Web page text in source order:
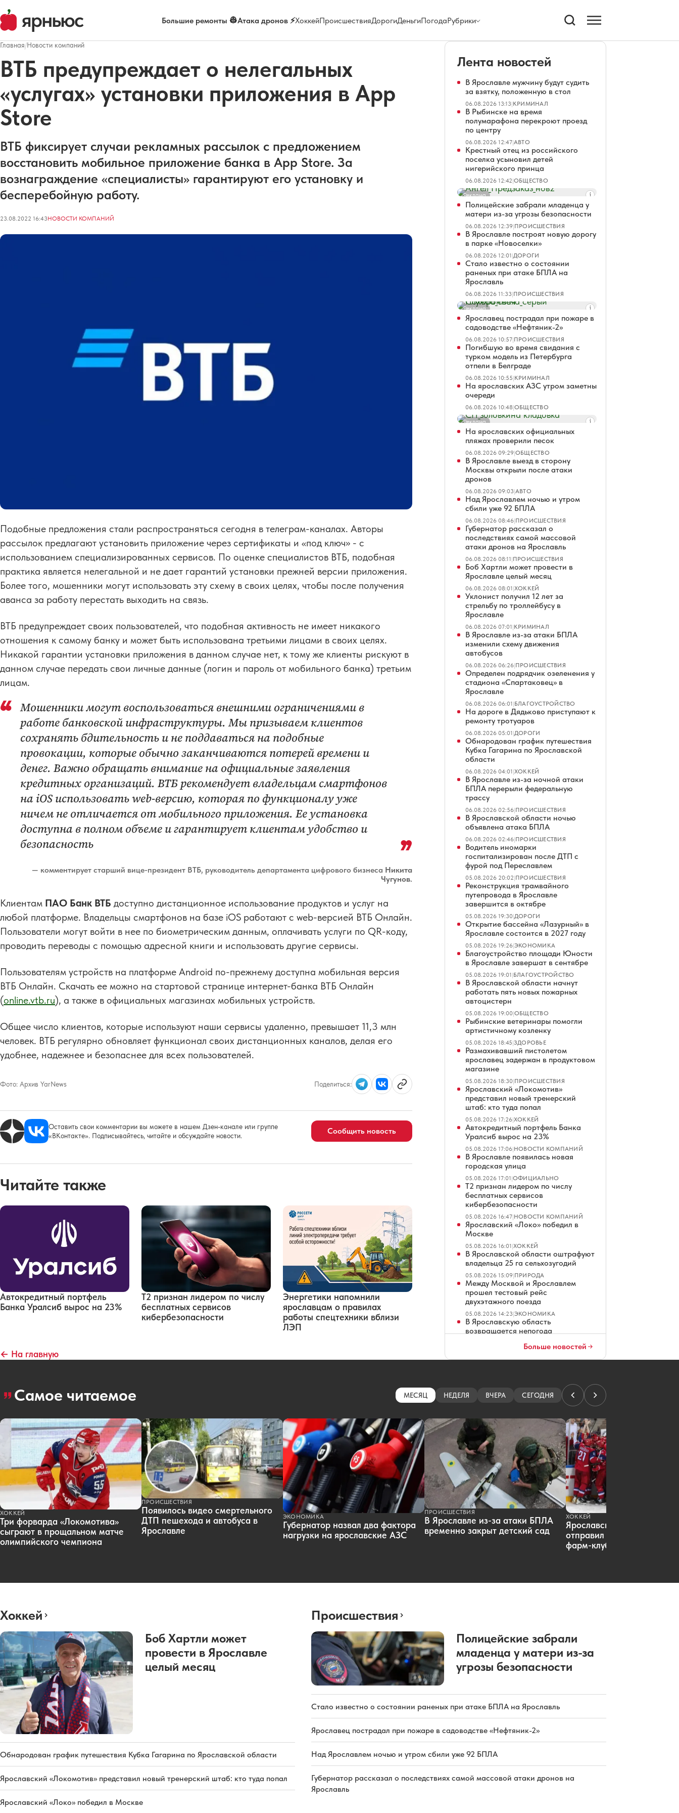
Большие ремонты 👷Атака дронов ⚡ХоккейПроисшествияДорогиДеньгиПогодаРубрики
Главная/Новости компаний
ВТБ предупреждает о нелегальных
«услугах» установки приложения в App
Store
ВТБ фиксирует случаи рекламных рассылок с предложением
восстановить мобильное приложение банка в App Store. За
вознаграждение «специалисты» гарантируют его установку и
бесперебойную работу.
23.08.2022 16:43НОВОСТИ КОМПАНИЙ
Подобные предложения стали распространяться сегодня в телеграм-каналах. Авторы
рассылок предлагают установить приложение через сертификаты и «под ключ» - с
использованием специализированных сервисов. По оценке специалистов ВТБ, подобная
практика является нелегальной и не дает гарантий установки прежней версии приложения.
Более того, мошенники могут использовать эту схему в своих целях, чтобы после получения
аванса за работу перестать выходить на связь.
ВТБ предупреждает своих пользователей, что подобная активность не имеет никакого
отношения к самому банку и может быть использована третьими лицами в своих целях.
Никакой гарантии установки приложения в данном случае нет, к тому же клиенты рискуют в
данном случае передать свои личные данные (логин и пароль от мобильного банка) третьим
лицам.
Мошенники могут воспользоваться внешними ограничениями в
работе банковской инфраструктуры. Мы призываем клиентов
сохранять бдительность и не поддаваться на подобные
провокации, которые обычно заканчиваются потерей времени и
денег. Важно обращать внимание на официальные заявления
кредитных организаций. ВТБ рекомендует владельцам смартфонов
на iOS использовать web-версию, которая по функционалу уже
ничем не отличается от мобильного приложения. Ее установка
доступна в полном объеме и гарантирует клиентам удобство и
безопасность
— комментирует старший вице-президент ВТБ, руководитель департамента цифрового бизнеса Никита
Чугунов.
Клиентам ПАО Банк ВТБ доступно дистанционное использование продуктов и услуг на
любой платформе. Владельцы смартфонов на базе iOS работают с web-версией ВТБ Онлайн.
Пользователи могут войти в нее по биометрическим данным, оплачивать услуги по QR-коду,
проводить переводы с помощью адресной книги и использовать другие сервисы.
Пользователям устройств на платформе Android по-прежнему доступна мобильная версия
ВТБ Онлайн. Скачать ее можно на стартовой странице интернет-банка ВТБ Онлайн
(online.vtb.ru), а также в официальных магазинах мобильных устройств.
Общее число клиентов, которые используют наши сервисы удаленно, превышает 11,3 млн
человек. ВТБ регулярно обновляет функционал своих дистанционных каналов, делая его
удобнее, надежнее и безопаснее для всех пользователей.
Фото: Архив YarNews Поделиться:
Оставить свои комментарии вы можете в нашем Дзен-канале или группе
«ВКонтакте». Подписывайтесь, читайте и обсуждайте новости.
Сообщить новость
Читайте также
Автокредитный портфель
Банка Уралсиб вырос на 23%
Т2 признан лидером по числу
бесплатных сервисов
кибербезопасности
Энергетики напомнили
ярославцам о правилах
работы спецтехники вблизи
ЛЭП
← На главную
Лента новостей
В Ярославле мужчину будут судить
за взятку, положенную в стол
06.08.2026 13:13|КРИМИНАЛ
В Рыбинске на время
полумарафона перекроют проезд
по центру
06.08.2026 12:47|АВТО
Крестный отец из российского
поселка усыновил детей
нигерийского принца
06.08.2026 12:42|ОБЩЕСТВО
Реклама
Полицейские забрали младенца у
матери из-за угрозы безопасности
06.08.2026 12:39|ПРОИСШЕСТВИЯ
В Ярославле построят новую дорогу
в парке «Новоселки»
06.08.2026 12:01|ДОРОГИ
Стало известно о состоянии
раненых при атаке БПЛА на
Ярославль
06.08.2026 11:33|ПРОИСШЕСТВИЯ
Реклама
Ярославец пострадал при пожаре в
садоводстве «Нефтяник-2»
06.08.2026 10:57|ПРОИСШЕСТВИЯ
Погибшую во время свидания с
турком модель из Петербурга
отпели в Белграде
06.08.2026 10:55|КРИМИНАЛ
На ярославских АЗС утром заметны
очереди
06.08.2026 10:48|ОБЩЕСТВО
Реклама
На ярославских официальных
пляжах проверили песок
06.08.2026 09:29|ОБЩЕСТВО
В Ярославле выезд в сторону
Москвы открыли после атаки
дронов
06.08.2026 09:03|АВТО
Над Ярославлем ночью и утром
сбили уже 92 БПЛА
06.08.2026 08:46|ПРОИСШЕСТВИЯ
Губернатор рассказал о
последствиях самой массовой
атаки дронов на Ярославль
06.08.2026 08:11|ПРОИСШЕСТВИЯ
Боб Хартли может провести в
Ярославле целый месяц
06.08.2026 08:01|ХОККЕЙ
Уклонист получил 12 лет за
стрельбу по троллейбусу в
Ярославле
06.08.2026 07:01|КРИМИНАЛ
В Ярославле из-за атаки БПЛА
изменили схему движения
автобусов
06.08.2026 06:26|ПРОИСШЕСТВИЯ
Определен подрядчик озеленения у
стадиона «Спартаковец» в
Ярославле
06.08.2026 06:01|БЛАГОУСТРОЙСТВО
На дороге в Дядьково приступают к
ремонту тротуаров
06.08.2026 05:01|ДОРОГИ
Обнародован график путешествия
Кубка Гагарина по Ярославской
области
06.08.2026 04:01|ХОККЕЙ
В Ярославле из-за ночной атаки
БПЛА перерыли федеральную
трассу
06.08.2026 02:56|ПРОИСШЕСТВИЯ
В Ярославской области ночью
объявлена атака БПЛА
06.08.2026 02:46|ПРОИСШЕСТВИЯ
Водитель иномарки
госпитализирован после ДТП с
фурой под Переславлем
05.08.2026 20:02|ПРОИСШЕСТВИЯ
Реконструкция трамвайного
путепровода в Ярославле
завершится в октябре
05.08.2026 19:30|ДОРОГИ
Открытие бассейна «Лазурный» в
Ярославле состоится в 2027 году
05.08.2026 19:26|ЭКОНОМИКА
Благоустройство площади Юности
в Ярославле завершат в сентябре
05.08.2026 19:01|БЛАГОУСТРОЙСТВО
В Ярославской области начнут
работать пять новых пожарных
автоцистерн
05.08.2026 19:00|ОБЩЕСТВО
Рыбинские ветеринары помогли
артистичному козленку
05.08.2026 18:45|ЗДОРОВЬЕ
Размахивавший пистолетом
ярославец задержан в продуктовом
магазине
05.08.2026 18:30|ПРОИСШЕСТВИЯ
Ярославский «Локомотив»
представил новый тренерский
штаб: кто туда попал
05.08.2026 17:26|ХОККЕЙ
Автокредитный портфель Банка
Уралсиб вырос на 23%
05.08.2026 17:06|НОВОСТИ КОМПАНИЙ
В Ярославле появилась новая
городская улица
05.08.2026 17:01|ОФИЦИАЛЬНО
Т2 признан лидером по числу
бесплатных сервисов
кибербезопасности
05.08.2026 16:47|НОВОСТИ КОМПАНИЙ
Ярославский «Локо» победил в
Москве
05.08.2026 16:01|ХОККЕЙ
В Ярославской области оштрафуют
владельца 25 га сельхозугодий
05.08.2026 15:09|ПРИРОДА
Между Москвой и Ярославлем
прошел тестовый рейс
двухэтажного поезда
05.08.2026 14:23|ЭКОНОМИКА
В Ярославскую область
возвращается непогода
ПОГОДА
В России набирают популярность
складные смартфоны
«Локомотива» нашел работу в ВХЛ
Подзеленье в Ярославле
05.08.2026 12:48 БЛАГОУСТРОЙСТВО
Жительница Ярославля
притворилась малоимущей ради
покупки автомобиля
05.08.2026 12:09|КРИМИНАЛ
Больше новостей
Самое читаемое МЕСЯЦ НЕДЕЛЯ ВЧЕРА СЕГОДНЯ
ХОККЕЙ
Три форварда «Локомотива»
сыграют в прощальном матче
олимпийского чемпиона
ПРОИСШЕСТВИЯ
Появилось видео смертельного
ДТП пешехода и автобуса в
Ярославле
ЭКОНОМИКА
Губернатор назвал два фактора
нагрузки на ярославские АЗС
ПРОИСШЕСТВИЯ
В Ярославле из-за атаки БПЛА
временно закрыт детский сад
ХОККЕЙ
Ярославский «Локомотив»
отправил пятерых
фарм-клуб
Хоккей
Боб Хартли может
провести в Ярославле
целый месяц
Обнародован график путешествия Кубка Гагарина по Ярославской области
Ярославский «Локомотив» представил новый тренерский штаб: кто туда попал
Ярославский «Локо» победил в Москве
Происшествия
Полицейские забрали
младенца у матери из-за
угрозы безопасности
Стало известно о состоянии раненых при атаке БПЛА на Ярославль
Ярославец пострадал при пожаре в садоводстве «Нефтяник-2»
Над Ярославлем ночью и утром сбили уже 92 БПЛА
Губернатор рассказал о последствиях самой массовой атаки дронов на
Ярославль